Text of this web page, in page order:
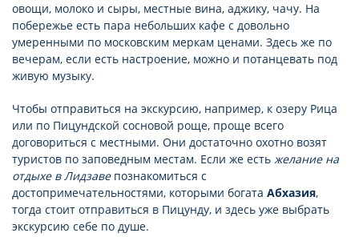
овощи, молоко и сыры, местные вина, аджику, чачу. На
побережье есть пара небольших кафе с довольно
умеренными по московским меркам ценами. Здесь же по
вечерам, если есть настроение, можно и потанцевать под
живую музыку.
Чтобы отправиться на экскурсию, например, к озеру Рица
или по Пицундской сосновой роще, проще всего
договориться с местными. Они достаточно охотно возят
туристов по заповедным местам. Если же есть желание на
отдыхе в Лидзавепознакомиться с
достопримечательностями, которыми богата Абхазия,
тогда стоит отправиться в Пицунду, и здесь уже выбрать
экскурсию себе по душе.